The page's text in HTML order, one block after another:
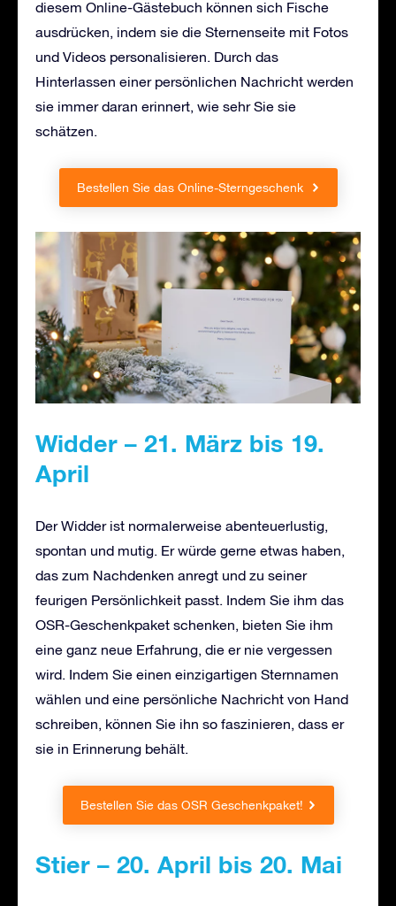
diesem Online-Gästebuch können sich Fische
ausdrücken, indem sie die Sternenseite mit Fotos
und Videos personalisieren. Durch das
Hinterlassen einer persönlichen Nachricht werden
sie immer daran erinnert, wie sehr Sie sie
schätzen.
Bestellen Sie das Online-Sterngeschenk
Widder – 21. März bis 19.
April
Der Widder ist normalerweise abenteuerlustig,
spontan und mutig. Er würde gerne etwas haben,
das zum Nachdenken anregt und zu seiner
feurigen Persönlichkeit passt. Indem Sie ihm das
OSR-Geschenkpaket schenken, bieten Sie ihm
eine ganz neue Erfahrung, die er nie vergessen
wird. Indem Sie einen einzigartigen Sternnamen
wählen und eine persönliche Nachricht von Hand
schreiben, können Sie ihn so faszinieren, dass er
sie in Erinnerung behält.
Bestellen Sie das OSR Geschenkpaket!
Stier – 20. April bis 20. Mai